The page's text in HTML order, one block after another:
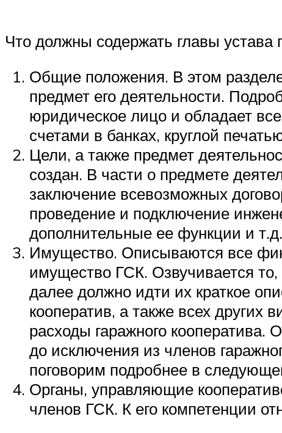
Что должны содержать главы устава
Общие положения. В этом
предмет его деятельности.
юридическое лицо и обладает
счетами в банках, круглой
Цели, а также предмет
создан. В части о предмете
заключение всевозможных
проведение и подключение
дополнительные ее функции и т.д.
Имущество. Описываются все
имущество ГСК. Озвучивается
далее должно идти их краткое
кооператив, а также всех
расходы гаражного кооператива.
до исключения из членов
поговорим подробнее в
Органы, управляющие
членов ГСК. К его компетенции